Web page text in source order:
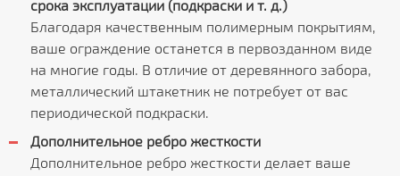
срока эксплуатации (подкраски и т. д.)
Благодаря качественным полимерным покрытиям,
ваше ограждение останется в первозданном виде
на многие годы. В отличие от деревянного забора,
металлический штакетник не потребует от вас
периодической подкраски.
Дополнительное ребро жесткости
Дополнительное ребро жесткости делает ваше